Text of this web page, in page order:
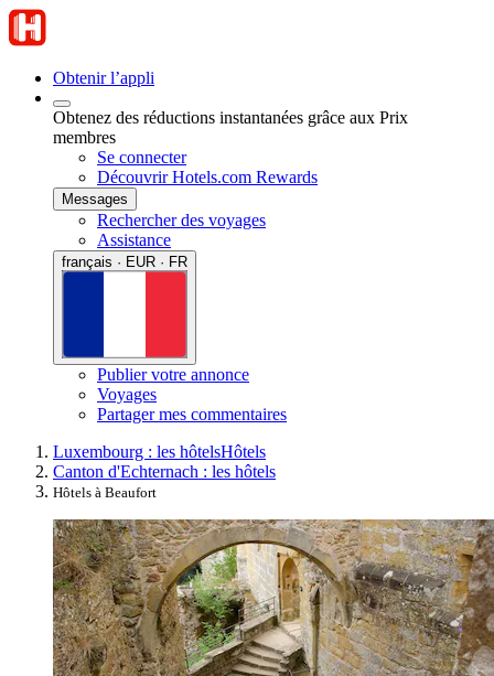
Obtenir l’appli
Obtenez des réductions instantanées grâce aux Prix
membres
Se connecter
Découvrir Hotels.com Rewards
Messages
Rechercher des voyages
Assistance
français · EUR · FR
Publier votre annonce
Voyages
Partager mes commentaires
Luxembourg : les hôtelsHôtels
Canton d'Echternach : les hôtels
Hôtels à Beaufort